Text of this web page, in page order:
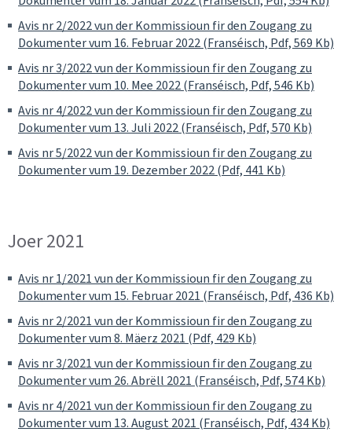
Avis nr 2/2022 vun der Kommissioun fir den Zougang zu
Dokumenter vum 16. Februar 2022 (Franséisch, Pdf, 569 Kb)
Avis nr 3/2022 vun der Kommissioun fir den Zougang zu
Dokumenter vum 10. Mee 2022 (Franséisch, Pdf, 546 Kb)
Avis nr 4/2022 vun der Kommissioun fir den Zougang zu
Dokumenter vum 13. Juli 2022 (Franséisch, Pdf, 570 Kb)
Avis nr 5/2022 vun der Kommissioun fir den Zougang zu
Dokumenter vum 19. Dezember 2022 (Pdf, 441 Kb)
Joer 2021
Avis nr 1/2021 vun der Kommissioun fir den Zougang zu
Dokumenter vum 15. Februar 2021 (Franséisch, Pdf, 436 Kb)
Avis nr 2/2021 vun der Kommissioun fir den Zougang zu
Dokumenter vum 8. Mäerz 2021 (Pdf, 429 Kb)
Avis nr 3/2021 vun der Kommissioun fir den Zougang zu
Dokumenter vum 26. Abrëll 2021 (Franséisch, Pdf, 574 Kb)
Avis nr 4/2021 vun der Kommissioun fir den Zougang zu
Dokumenter vum 13. August 2021 (Franséisch, Pdf, 434 Kb)